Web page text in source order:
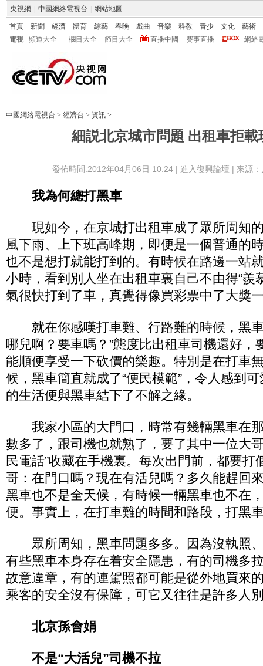
央視網 中國網絡電視台 網站地圖
首頁 新聞 經濟 體育 綜藝 春晚 戲曲 音樂 科教 青少 文化
藝術
電視
頻道大全 欄目大全 節目大全 直播中國 賽事直播 網絡
中國網絡電視台 > 經濟台 > 資訊 >
細説北京城市問題 出租車拒載
發佈時間:2012年04月06日 10:24 | 進入復興論壇 | 來源
我為何總打黑車
現如今，在京城打出租車成了眾所周知
風下雨、上下班高峰期，即便是一個普通的
也不是想打就能打到的。有時候在路邊一站
小時，看到別人坐在出租車裏自己不由得“羨
氣很快打到了車，真覺得像買彩票中了大獎
就在你感嘆打車難、行路難的時候，黑
哪兒啊？要車嗎？”態度比出租車司機還好，
能順便享受一下砍價的樂趣。特別是在打車
候，黑車簡直就成了“便民模範”，令人感到
的生活便與黑車結下了不解之緣。
我家小區的大門口，時常有幾輛黑車在那
數多了，跟司機也就熟了，要了其中一位大
民電話”收藏在手機裏。每次出門前，都要打
哥：在門口嗎？現在有活兒嗎？多久能趕回
黑車也不是全天候，有時候一輛黑車也不在
便。事實上，在打車難的時間和路段，打黑
眾所周知，黑車問題多多。因為沒執照
有些黑車本身存在着安全隱患，有的司機多
故意違章，有的連駕照都可能是從外地買
乘客的安全沒有保障，可它又往往是許多人
北京孫會娟
不是“大活兒”司機不拉